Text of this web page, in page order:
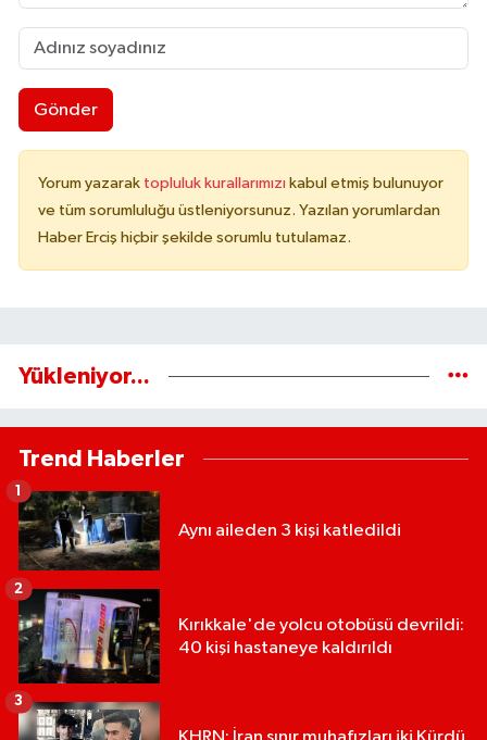
Gönder
Yorum yazarak topluluk kurallarımızı kabul etmiş bulunuyor
ve tüm sorumluluğu üstleniyorsunuz. Yazılan yorumlardan
Haber Erciş hiçbir şekilde sorumlu tutulamaz.
Yükleniyor...
Trend Haberler
Aynı aileden 3 kişi katledildi
1
Kırıkkale'de yolcu otobüsü devrildi:
40 kişi hastaneye kaldırıldı
2
3